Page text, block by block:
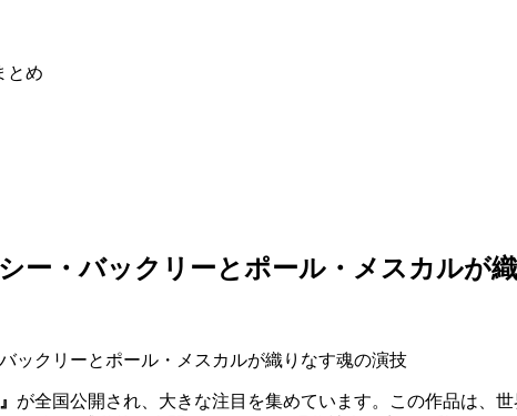
とめ
ー・バックリーとポール・メスカルが
』 が全国公開され、大きな注目を集めています。この作品は、